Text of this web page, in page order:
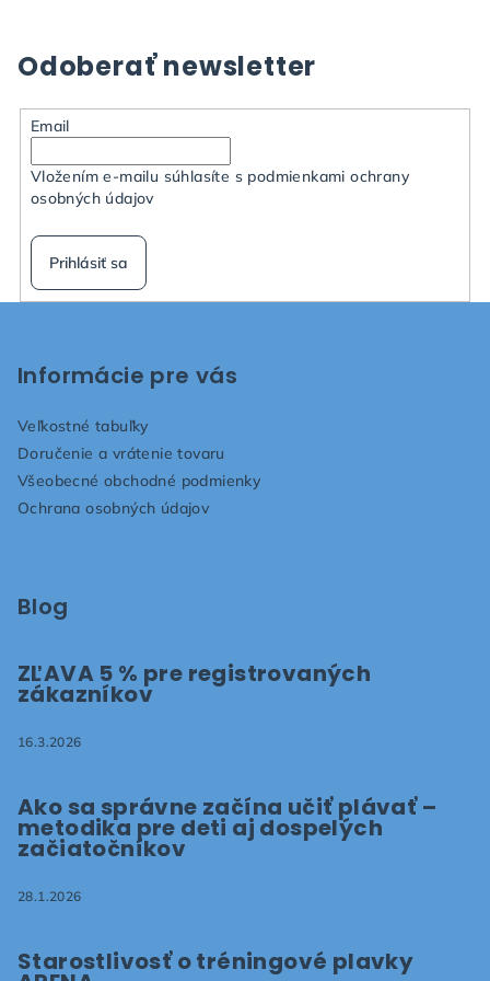
Odoberať newsletter
Email
Vložením e-mailu súhlasíte s podmienkami ochrany
osobných údajov
Prihlásiť sa
Informácie pre vás
Veľkostné tabuľky
Doručenie a vrátenie tovaru
Všeobecné obchodné podmienky
Ochrana osobných údajov
Blog
ZĽAVA 5 % pre registrovaných
zákazníkov
16.3.2026
Ako sa správne začína učiť plávať –
metodika pre deti aj dospelých
začiatočníkov
28.1.2026
Starostlivosť o tréningové plavky